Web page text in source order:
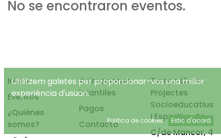
No se encontraron eventos.
Inicio
Eventos
¿Quiénes
somos?
Animaciones
infantiles
Pagos
Contacto
Temps Lliure
Projectes
Socioeducatius
i Esportius, S.L.
C/de Mancor, 4
Utilitzem galetes per proporcionar-vos una millor
experiència d'usuari.
Política de cookies Estic d'acord